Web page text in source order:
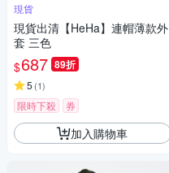
現貨
現貨出清【HeHa】連帽薄款外
套 三色
$687 89折
5 (1)
限時下殺 券
加入購物車